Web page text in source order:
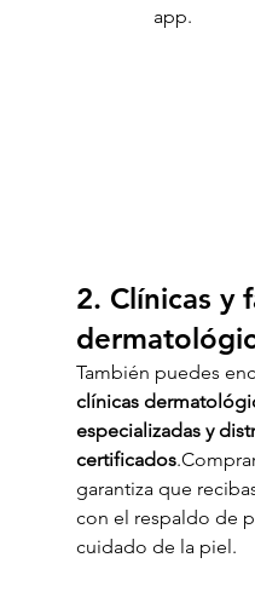
app.
2. Clínicas y
También puedes
clínicas
especializadas y
certificados
garantiza que
con el respaldo de
cuidado de la piel.